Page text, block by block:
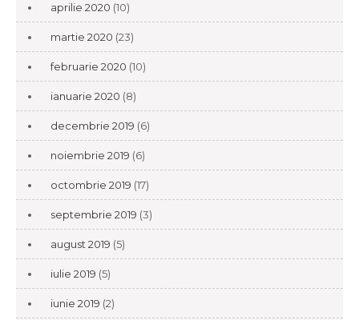
aprilie 2020 (10)
martie 2020 (23)
februarie 2020 (10)
ianuarie 2020 (8)
decembrie 2019 (6)
noiembrie 2019 (6)
octombrie 2019 (17)
septembrie 2019 (3)
august 2019 (5)
iulie 2019 (5)
iunie 2019 (2)